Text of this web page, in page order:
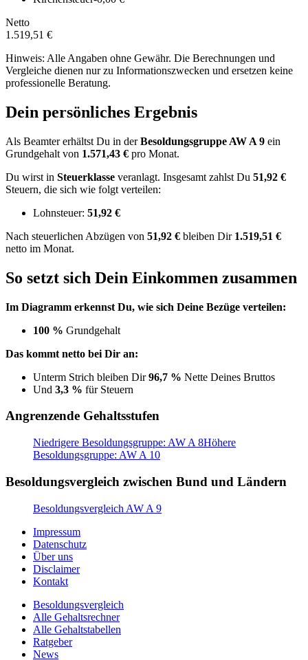
Netto
1.519,51 €
Hinweis: Alle Angaben ohne Gewähr. Die Berechnungen und
Vergleiche dienen nur zu Informationszwecken und ersetzen keine
professionelle Beratung.
Dein persönliches Ergebnis
Als Beamter erhältst Du in derBesoldungsgruppe AW A 9 ein
Grundgehalt von 1.571,43 € pro Monat.
Du wirst in Steuerklasse veranlagt. Insgesamt zahlst Du 51,92 €
Steuern, die sich wie folgt verteilen:
Lohnsteuer: 51,92 €
Nach steuerlichen Abzügen von 51,92 € bleiben Dir 1.519,51 €
netto im Monat.
So setzt sich Dein Einkommen zusammen
Im Diagramm erkennst Du, wie sich Deine Bezüge verteilen:
100 % Grundgehalt
Das kommt netto bei Dir an:
Unterm Strich bleiben Dir96,7 % Nette Deines Bruttos
Und 3,3 % für Steuern
Angrenzende Gehaltsstufen
Niedrigere Besoldungsgruppe: AW A 8Höhere
Besoldungsgruppe: AW A 10
Besoldungsvergleich zwischen Bund und Ländern
Besoldungsvergleich AW A 9
Impressum
Datenschutz
Über uns
Disclaimer
Kontakt
Besoldungsvergleich
Alle Gehaltsrechner
Alle Gehaltstabellen
Ratgeber
News